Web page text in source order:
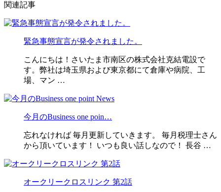
関連記事
緊急事態宣言が発令されました。
こんにちは！さいたま市南区の株式会社克結電設で
す。弊社は埼玉県および東京都にて倉庫や病院、工
場、マン …
今月のBusiness one poin…
忘れなければ 毎月更新していきます。 毎月税理士さん
から頂いています！ いつも良い話しなので！ 長谷 …
オークリークロスリンク 第2話